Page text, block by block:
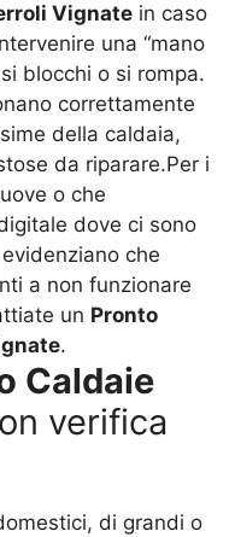
Vignate in caso
una “mano
blocchi o si rompa.
correttamente
della caldaia,
da riparare.Per i
o che
dove ci sono
che
a non funzionare
un Pronto
.
Caldaie
verifica
di grandi o